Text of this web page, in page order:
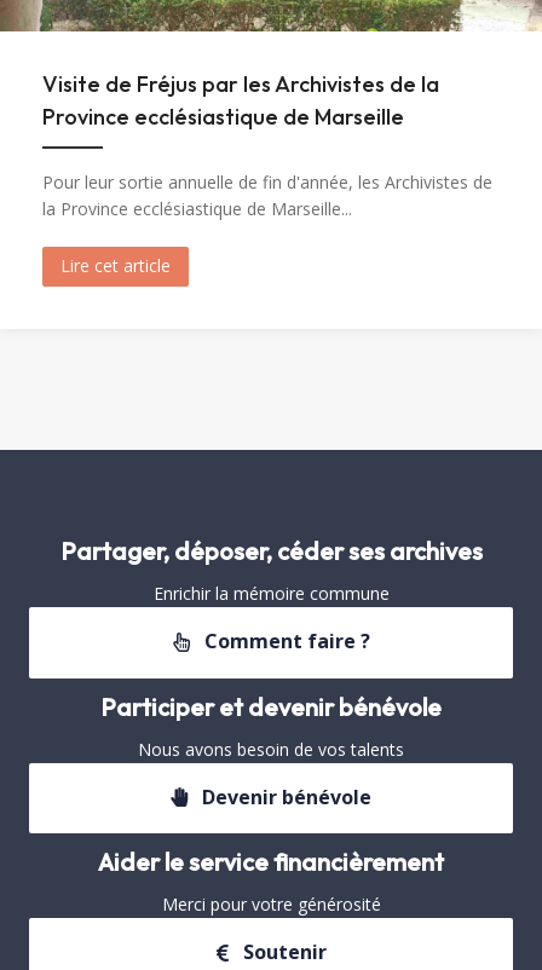
Visite de Fréjus par les Archivistes de la
Province ecclésiastique de Marseille
Pour leur sortie annuelle de fin d'année, les Archivistes de
la Province ecclésiastique de Marseille...
Lire cet article
Partager, déposer, céder ses archives
Enrichir la mémoire commune
Comment faire ?
Participer et devenir bénévole
Nous avons besoin de vos talents
Devenir bénévole
Aider le service financièrement
Merci pour votre générosité
Soutenir